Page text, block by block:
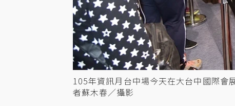
105年資訊月台中場今天在大台中國際會
者蘇木春／攝影